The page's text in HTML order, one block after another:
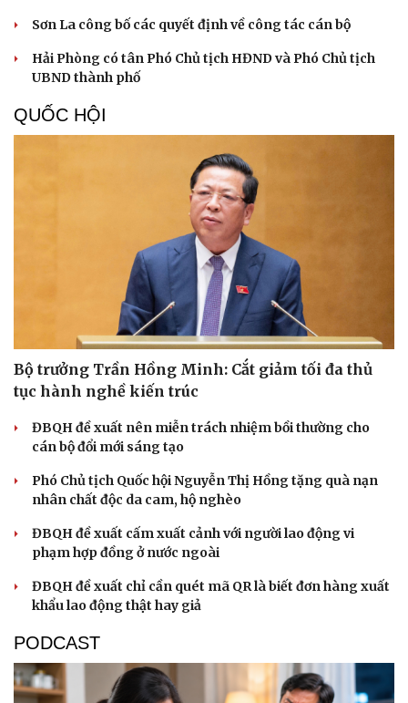
Sơn La công bố các quyết định về công tác cán bộ
Hải Phòng có tân Phó Chủ tịch HĐND và Phó Chủ tịch
UBND thành phố
QUỐC HỘI
Bộ trưởng Trần Hồng Minh: Cắt giảm tối đa thủ
tục hành nghề kiến trúc
ĐBQH đề xuất nên miễn trách nhiệm bồi thường cho
cán bộ đổi mới sáng tạo
Phó Chủ tịch Quốc hội Nguyễn Thị Hồng tặng quà nạn
nhân chất độc da cam, hộ nghèo
ĐBQH đề xuất cấm xuất cảnh với người lao động vi
phạm hợp đồng ở nước ngoài
ĐBQH đề xuất chỉ cần quét mã QR là biết đơn hàng xuất
khẩu lao động thật hay giả
PODCAST